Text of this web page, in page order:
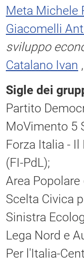
Meta Michele
Giacomelli
sviluppo
Catalano Ivan
Sigle dei
Partito
MoVimento 5
Forza Italia -
(FI-PdL);
Area Popolare
Scelta Civica
Sinistra
Lega Nord e
Per l'Italia-